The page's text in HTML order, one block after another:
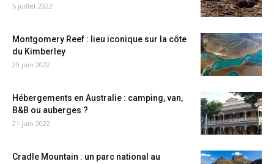
6 juillet 2022
Montgomery Reef : lieu iconique sur la côte
du Kimberley
29 juin 2022
Hébergements en Australie : camping, van,
B&B ou auberges ?
21 juin 2022
Cradle Mountain : un parc national au